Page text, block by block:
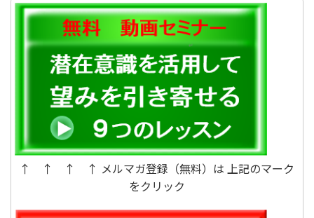
↑ ↑ ↑ ↑ メルマガ登録（無料）は 上記のマーク
をクリック